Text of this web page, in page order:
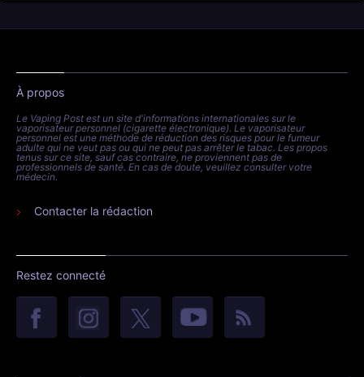
À propos
Le Vaping Post est un site d'informations internationales sur le
vaporisateur personnel (cigarette électronique). Le vaporisateur
personnel est une méthode de réduction des risques pour le fumeur
adulte qui ne veut pas ou qui ne peut pas arrêter le tabac. Les propos
tenus sur ce site, sauf cas contraire, ne proviennent pas de
professionnels de santé. En cas de doute, veuillez consulter votre
médecin.
Contacter la rédaction
Restez connecté